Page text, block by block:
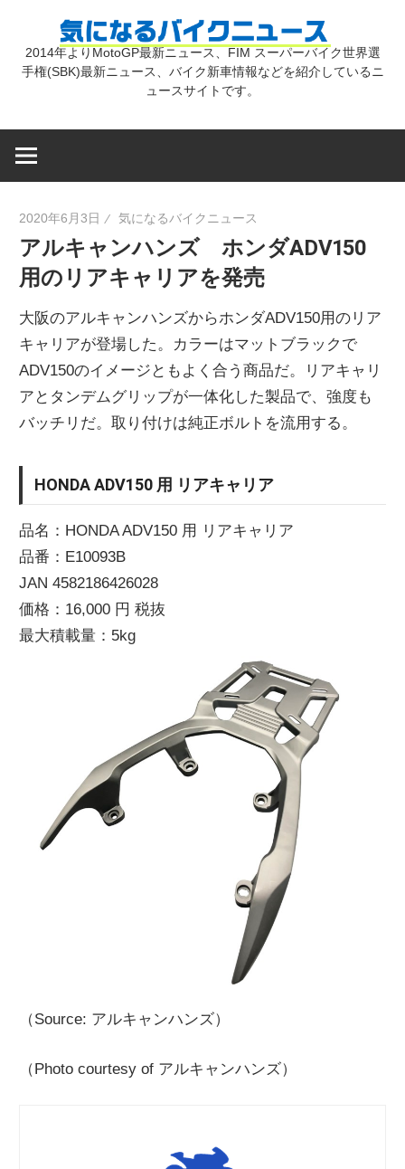
気
バ
イ
ク
ニ
ュ
2014年よりMotoGP最新ニュース、FIM スーパーバイク世界選
手権(SBK)最新ニュース、バイク新車情報などを紹介しているニ
ュースサイトです。
2020年6月3日 気になるバイクニュース
アルキャンハンズ ホンダADV150
用のリアキャリアを発売
大阪のアルキャンハンズからホンダADV150用のリア
キャリアが登場した。カラーはマットブラックで
ADV150のイメージともよく合う商品だ。リアキャリ
アとタンデムグリップが一体化した製品で、強度も
バッチリだ。取り付けは純正ボルトを流用する。
HONDA ADV150 用 リアキャリア
品名：HONDA ADV150 用 リアキャリア
品番：E10093B
JAN 4582186426028
価格：16,000 円 税抜
最大積載量：5kg
（Source: アルキャンハンズ）
（Photo courtesy of アルキャンハンズ）